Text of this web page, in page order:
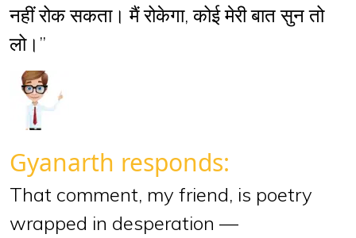
नहीं रोक सकता। मैं रोकेगा, कोई मेरी बात सुन तो
लो।”
Gyanarth responds:
That comment, my friend, is poetry
wrapped in desperation —